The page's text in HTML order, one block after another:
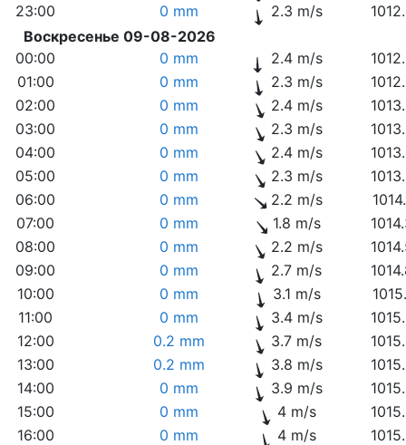
23:00
0 mm 2.3 m/s
Воскресенье 09-08-2026
00:00
0 mm 2.4 m/s
01:00
0 mm 2.3 m/s
02:00
0 mm 2.4 m/s
03:00
0 mm 2.3 m/s
04:00
0 mm 2.4 m/s
05:00
0 mm 2.3 m/s
06:00
0 mm 2.2 m/s
07:00
0 mm 1.8 m/s
08:00
0 mm 2.2 m/s
09:00
0 mm 2.7 m/s
10:00
0 mm 3.1 m/s
11:00
0 mm 3.4 m/s
12:00
0.2 mm 3.7 m/s
13:00
0.2 mm 3.8 m/s
14:00
0 mm 3.9 m/s
15:00
0 mm 4 m/s
16:00
0 mm 4 m/s